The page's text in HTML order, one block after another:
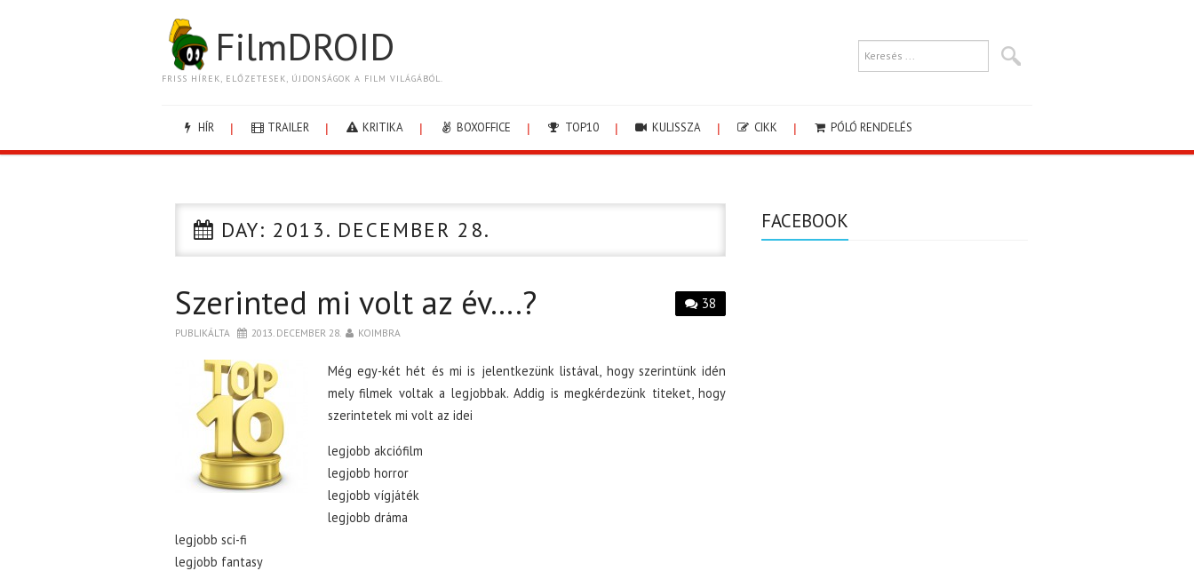
FilmDROID
FRISS HÍREK, ELŐZETESEK, ÚJDONSÁGOK A FILM VILÁGÁBÓL.
HÍR TRAILER KRITIKA BOXOFFICE TOP10 KULISSZA CIKK PÓLÓ RENDELÉS
DAY: 2013. DECEMBER 28.
38
Szerinted mi volt az év….?
PUBLIKÁLTA 2013. DECEMBER 28. KOIMBRA
Még egy-két hét és mi is jelentkezünk listával, hogy szerintünk idén
mely filmek voltak a legjobbak. Addig is megkérdezünk titeket, hogy
szerintetek mi volt az idei
legjobb akciófilm
legjobb horror
legjobb vígjáték
legjobb dráma
legjobb sci-fi
legjobb fantasy
FACEBOOK